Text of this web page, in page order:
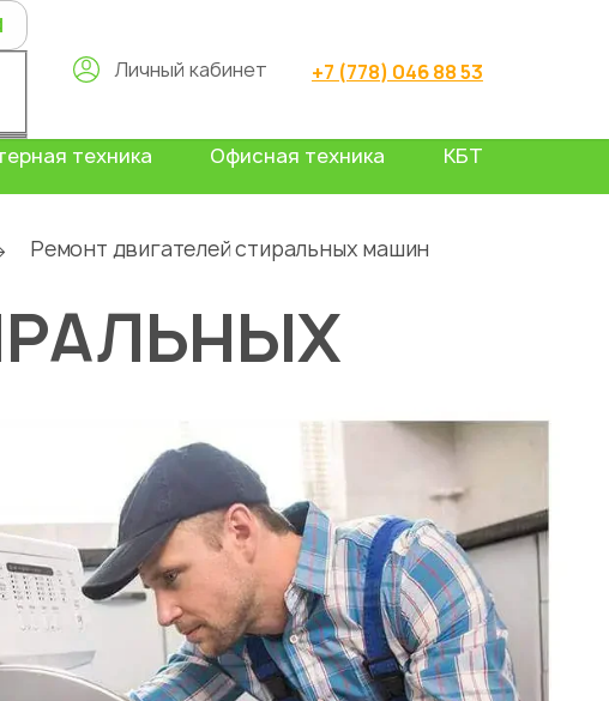
Личный кабинет +7 (778) 046 88 53
техника Офисная техника КБТ
Ремонт двигателей стиральных машин